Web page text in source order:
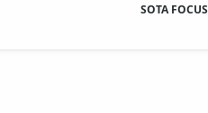
SOTA FOCUS